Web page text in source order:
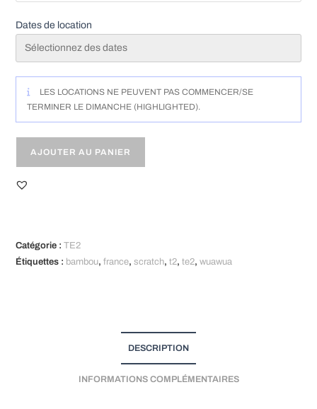
T2
à
Dates de location
LES LOCATIONS NE PEUVENT PAS COMMENCER/SE
TERMINER LE DIMANCHE (HIGHLIGHTED).
AJOUTER AU PANIER
e
Catégorie :TE2
Étiquettes : bambou,france,scratch,t2,te2,wuawua
DESCRIPTION
INFORMATIONS COMPLÉMENTAIRES